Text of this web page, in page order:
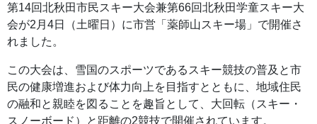
第14回北秋田市民スキー大会兼第66回北秋田学童スキー大
会が2月4日（土曜日）に市営「薬師山スキー場」で開催さ
れました。
この大会は、雪国のスポーツであるスキー競技の普及と市
民の健康増進および体力向上を目指すとともに、地域住民
の融和と親睦を図ることを趣旨として、大回転（スキー・
スノーボード）と距離の2競技で開催されています。